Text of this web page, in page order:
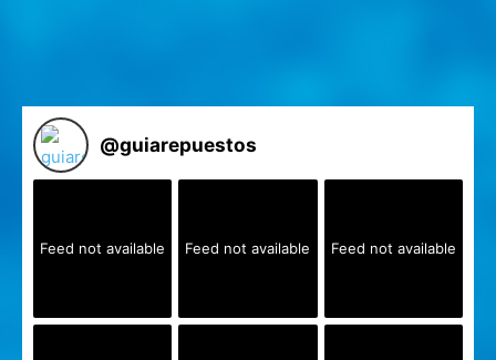
@guiarepuestos
Feed not available Feed not available Feed not available